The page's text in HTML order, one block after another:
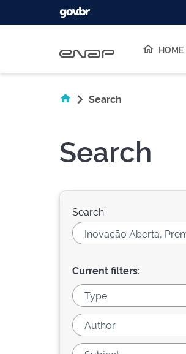
HOME
Search
Search
Search:
Current filters: